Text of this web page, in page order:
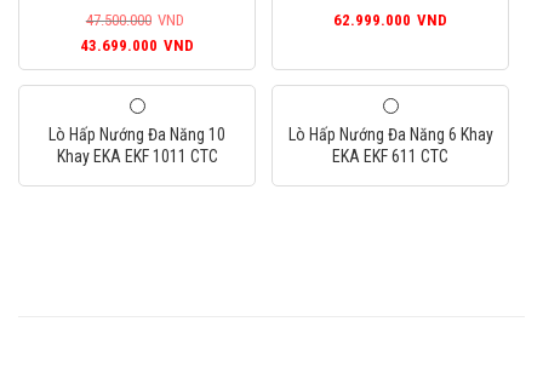
47.500.000 VND
Giá
gốc
47.500.000VND.
43.699.000 VND
hiện
43.699.000VND.
62.999.000 VND
Lò Hấp Nướng Đa Năng 10
Khay EKA EKF 1011 CTC
Lò Hấp Nướng Đa Năng 6 Khay
EKA EKF 611 CTC